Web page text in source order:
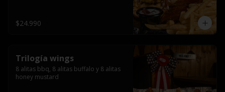
$24.990
Trilogía wings
8 alitas bbq, 8 alitas buffalo y 8 alitas
honey mustard